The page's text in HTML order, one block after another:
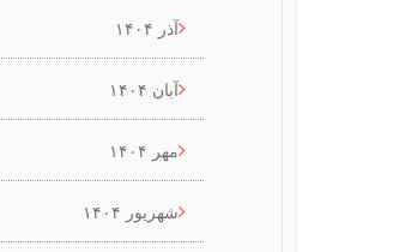
آذر ۱۴۰۴
آبان ۱۴۰۴
مهر ۱۴۰۴
شهریور ۱۴۰۴